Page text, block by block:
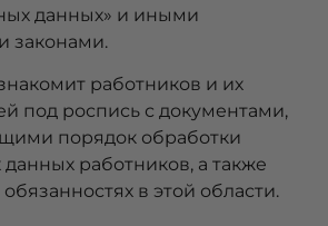
данных» и иными
законами.
работников и их
под роспись с документами,
порядок обработки
работников, а также
в этой области.